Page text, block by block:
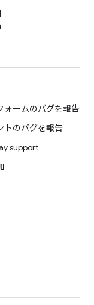
ォームのバグを報告
トのバグを報告
support